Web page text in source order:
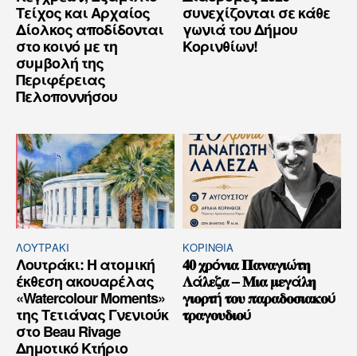
Τείχος και Aρχαίος
Δίολκος αποδίδονται
στο κοινό με τη
συμβολή της
Περιφέρειας
Πελοποννήσου
συνεχίζονται σε κάθε
γωνιά του Δήμου
Κορινθίων!
ΛΟΥΤΡΆΚΙ
Λουτράκι: Η ατομική
έκθεση ακουαρέλας
«Watercolour Moments»
της Τετιάνας Γνενιούκ
στο Beau Rivage
Δημοτικό Κτήριο
ΚΟΡΙΝΘΊΑ
𝟒𝟎 𝛘𝛒ό𝛎𝛊𝛂 𝚷𝛂𝛎𝛂𝛄𝛊ώ𝛕𝛈
𝚲ά𝛌𝛆𝛇𝛂 – 𝚳𝛊𝛂 𝛍𝛆𝛄ά𝛌𝛈
𝛄𝛊𝛐𝛒𝛕ή 𝛕𝛐𝛖 𝛑𝛂𝛒𝛂𝛅𝛐𝛔𝛊𝛂𝛋𝛐ύ
𝛕𝛒𝛂𝛄𝛐𝛖𝛅𝛊𝛐ύ